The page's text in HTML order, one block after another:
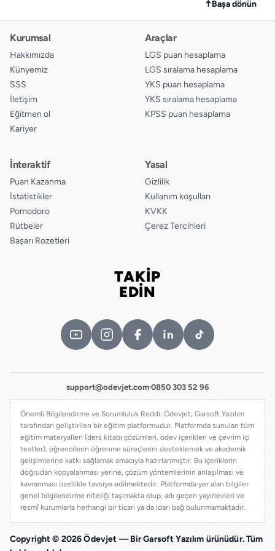
↑Başa dönün
Kurumsal
Hakkımızda
Künyemiz
SSS
İletişim
Eğitmen ol
Kariyer
Araçlar
LGS puan hesaplama
LGS sıralama hesaplama
YKS puan hesaplama
YKS sıralama hesaplama
KPSS puan hesaplama
İnteraktif
Puan Kazanma
İstatistikler
Pomodoro
Rütbeler
Başarı Rozetleri
Yasal
Gizlilik
Kullanım koşulları
KVKK
Çerez Tercihleri
TAKİP
EDİN
support@odevjet.com·0850 303 52 96
Önemli Bilgilendirme ve Sorumluluk Reddi: Ödevjet, Garsoft Yazılım
tarafından geliştirilen bir eğitim platformudur. Platformda sunulan tüm
eğitim materyalleri (ders kitabı çözümleri, ödev içerikleri ve çevrim içi
testler), öğrencilerin öğrenme süreçlerini desteklemek ve akademik
gelişimlerine katkı sağlamak amacıyla hazırlanmıştır. Bu içeriklerin
doğrudan kopyalanması yerine, çözüm yöntemlerinin anlaşılması ve
kavranması özellikle tavsiye edilmektedir. Platformda yer alan bilgiler
genel bilgilendirme niteliği taşımakta olup, adı geçen yayınevleri ve
resmî kurumlarla herhangi bir ticari ya da idari bağ bulunmamaktadır..
Copyright © 2026 Ödevjet — Bir Garsoft Yazılım ürünüdür. Tüm